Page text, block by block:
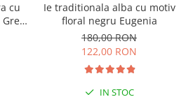
cu
Ie traditionala alba cu motiv
floral negru Eugenia
180,00 RON
122,00 RON
IN STOC